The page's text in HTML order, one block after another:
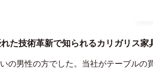
た技術革新で知られるカリガリス
の男性の方でした。当社がテーブル